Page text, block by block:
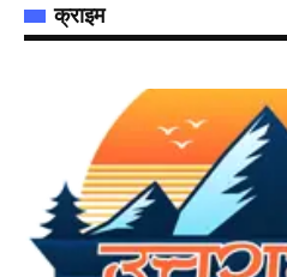
क्राइम